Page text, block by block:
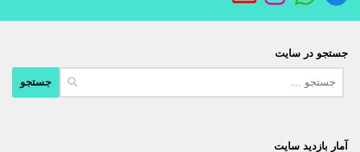
جستجو در سایت
آمار بازدید سایت